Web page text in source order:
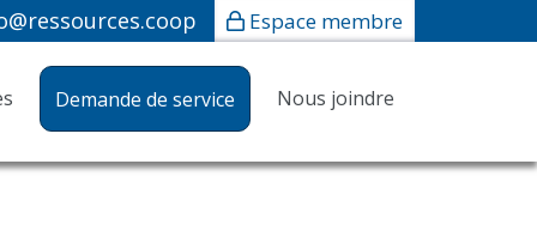
Espace membre
Demande de service Nous joindre